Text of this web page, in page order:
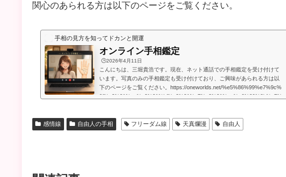
関心のあられる方は以下のページをご覧ください。
手相の見方を知ってドカンと開運
オンライン手相鑑定
🕒️2026年4月11日
こんにちは、三堀貴浩です。現在、ネット通話での手相鑑定を受け付けて
います。写真のみの手相鑑定も受け付けており、ご興味があられる方は以
下のページをご覧ください。https://oneworlds.net/%e5%86%99%e7%9c%
9f%e3%81%ae%e3%81%bf%e3%81%a7%e3%81%ae%e6%89%8b%e7%
います。私自身、霊的存在から手相の知識や人生を取り巻く法則を教えて
もらったときに、人生で起こることには、想像していたよりもず...
感情線 自由人の手相 フリーダム線 天真爛漫 自由人